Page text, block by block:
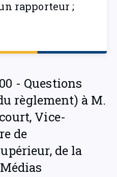
rapporteur ;
- Questions
règlement) à M.
Vice-
de
de la